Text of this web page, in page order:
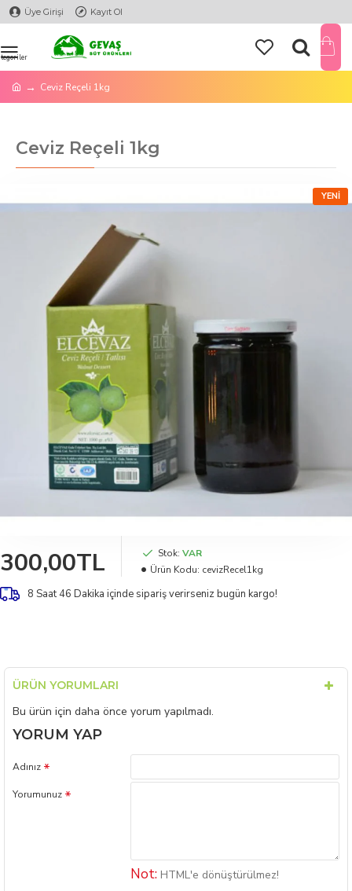
Üye Girişi Kayıt Ol
Ceviz Reçeli 1kg
Ceviz Reçeli 1kg
YENI
300,00TL Stok: VAR
Ürün Kodu: cevizRecel1kg
8 Saat 46 Dakika içinde sipariş verirseniz bugün kargo!
ÜRÜN YORUMLARI
Bu ürün için daha önce yorum yapılmadı.
YORUM YAP
Adınız
Yorumunuz
Not: HTML'e dönüştürülmez!